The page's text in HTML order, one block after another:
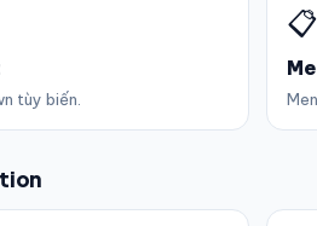
tùy biến.
📋